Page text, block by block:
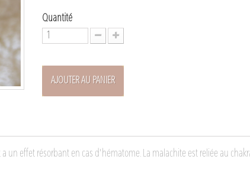
Quantité
AJOUTER AU PANIER
un effet résorbant en cas d'hématome. La malachite est reliée au